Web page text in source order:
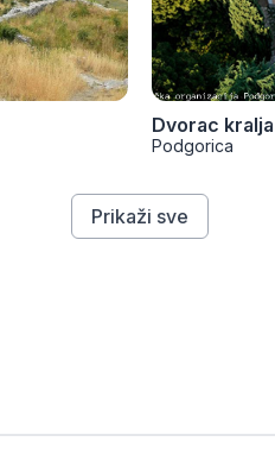
Dvorac
Podgorica
Prikaži sve